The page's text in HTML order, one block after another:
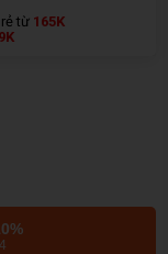
từ 165K